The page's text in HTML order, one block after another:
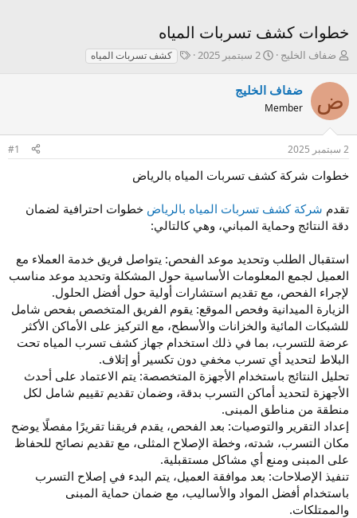
خطوات كشف تسربات المياه
ك
ت
ب
ا
و
ض
و
ضفاف الخليج
ت
ر
ي
ل
ش
ء
2 سبتمبر 2025
Tكشف تسربات المياه
ض ضفاف الخليج
Member
2 سبتمبر 2025 #1
خطوات شركة كشف تسربات المياه بالرياض
تقدم شركة كشف تسربات المياه بالرياض خطوات احترافية لضمان
دقة النتائج وحماية المباني، وهي كالتالي:
استقبال الطلب وتحديد موعد الفحص: يتواصل فريق خدمة العملاء مع
العميل لجمع المعلومات الأساسية حول المشكلة وتحديد موعد مناسب
لإجراء الفحص، مع تقديم استشارات أولية حول أفضل الحلول.
الزيارة الميدانية وفحص الموقع: يقوم الفريق المتخصص بفحص شامل
للشبكات المائية والخزانات والأسطح، مع التركيز على الأماكن الأكثر
عرضة للتسرب، بما في ذلك استخدام جهاز كشف تسرب المياه تحت
البلاط لتحديد أي تسرب مخفي دون تكسير أو إتلاف.
تحليل النتائج باستخدام الأجهزة المتخصصة: يتم الاعتماد على أحدث
الأجهزة لتحديد أماكن التسرب بدقة، وضمان تقديم تقييم شامل لكل
منطقة من مناطق المبنى.
إعداد التقرير والتوصيات: بعد الفحص، يقدم فريقنا تقريرًا مفصلًا يوضح
مكان التسرب، شدته، وخطة الإصلاح المثلى، مع تقديم نصائح للحفاظ
على المبنى ومنع أي مشاكل مستقبلية.
تنفيذ الإصلاحات: بعد موافقة العميل، يتم البدء في إصلاح التسرب
باستخدام أفضل المواد والأساليب، مع ضمان حماية المبنى
والممتلكات.